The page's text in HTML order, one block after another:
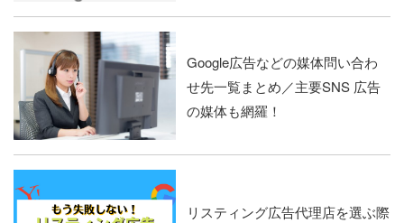
Google広告などの媒体問い合わ
せ先一覧まとめ／主要SNS 広告
の媒体も網羅！
リスティング広告代理店を選ぶ際